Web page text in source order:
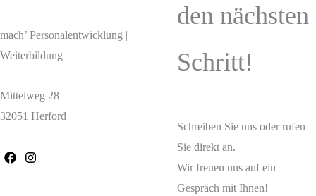
mach’ Personalentwicklung |
Weiterbildung
Mittelweg 28
32051 Herford
den nächsten
Schritt!
Schreiben Sie uns oder rufen
Sie direkt an.
Wir freuen uns auf ein
Gespräch mit Ihnen!